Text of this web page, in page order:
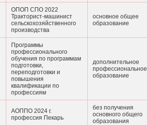
ОПОП СПО 2022
Тракторист-машинист
сельскохозяйственного
производства
основное общее
образование
Программы
профессионального
обучения по программам
подготовки,
переподготовки и
повышения
квалификации по
профессиям
дополнительное
профессиональное
образование
АОППО 2024 г.
профессия Пекарь
без получения
основного общего
образования